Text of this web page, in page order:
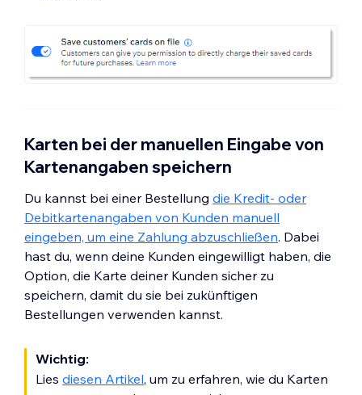
Karten bei der manuellen Eingabe von
Kartenangaben speichern
Du kannst bei einer Bestellung die Kredit- oder
Debitkartenangaben von Kunden manuell
eingeben, um eine Zahlung abzuschließen. Dabei
hast du, wenn deine Kunden eingewilligt haben, die
Option, die Karte deiner Kunden sicher zu
speichern, damit du sie bei zukünftigen
Bestellungen verwenden kannst.
Wichtig:
Lies diesen Artikel, um zu erfahren, wie du Karten